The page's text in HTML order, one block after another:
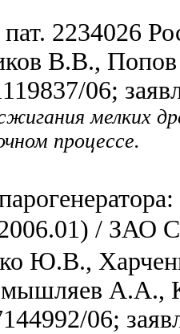
пат. 2234026
В.В.,
06;
мелких
процессе.
/ ЗАО
Ю.В.,
А.А.,
06;